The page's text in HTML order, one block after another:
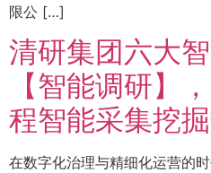
限公 […]
清研集团六大
【智能调研】
程智能采集挖
在数字化治理与精细化运营的